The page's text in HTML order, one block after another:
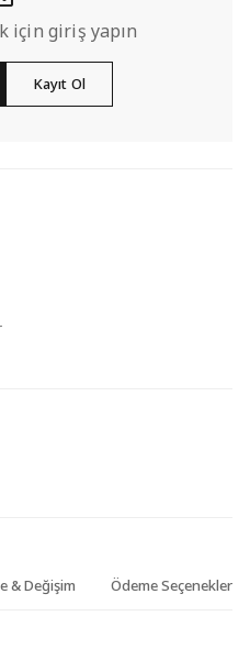
için giriş yapın
Kayıt Ol
& Değişim Ödeme Seçenekleri